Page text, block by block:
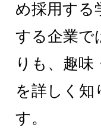
め採用する
する企業で
りも、趣味
を詳しく知
す。